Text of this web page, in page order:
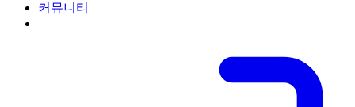
커뮤니티